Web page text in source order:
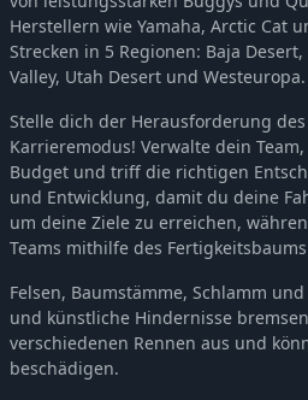
Herstellern wie Yamaha, Arctic Cat
Strecken in 5 Regionen: Baja Desert,
Valley, Utah Desert und Westeuropa.
Stelle dich der Herausforderung
Karrieremodus! Verwalte dein
Budget und triff die richtigen
und Entwicklung, damit du deine
um deine Ziele zu erreichen,
Teams mithilfe des
Felsen, Baumstämme, Schlamm
und künstliche Hindernisse
verschiedenen Rennen aus und
beschädigen.